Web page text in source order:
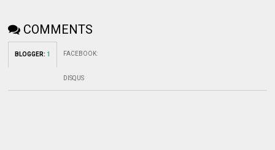
COMMENTS
BLOGGER: 1 FACEBOOK:
DISQUS